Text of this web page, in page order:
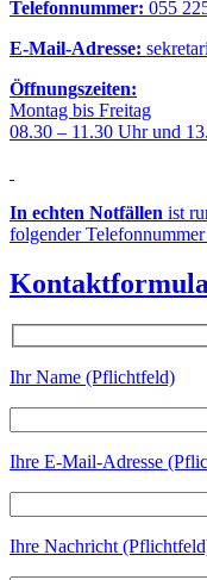
Telefonnummer: 055
E-Mail-Adresse:
Öffnungszeiten:
Montag bis Freitag
08.30 – 11.30 Uhr und
In echten Notfällen ist
folgender
Ihr Name (Pflichtfeld)
Ihre E-Mail-Adresse
Ihre Nachricht